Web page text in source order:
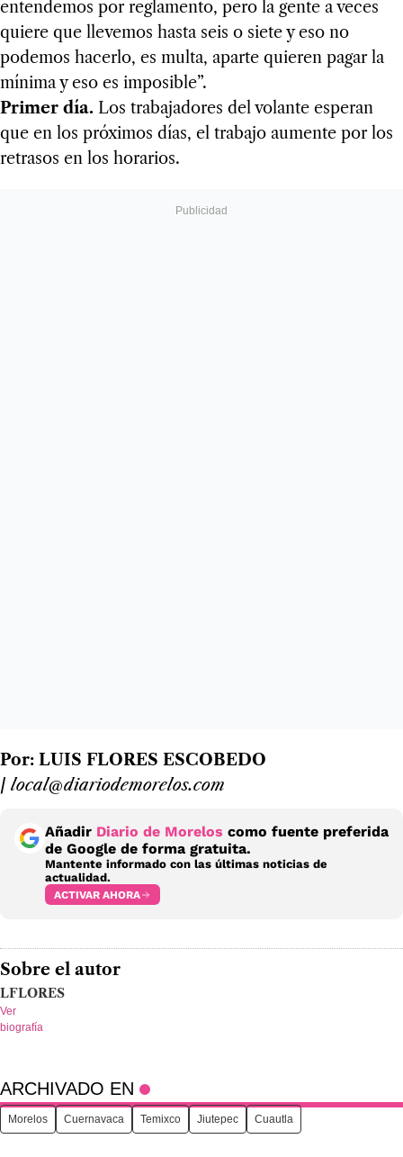
entendemos por reglamento, pero la gente a veces
quiere que llevemos hasta seis o siete y eso no
podemos hacerlo, es multa, aparte quieren pagar la
mínima y eso es imposible”.
Primer día. Los trabajadores del volante esperan
que en los próximos días, el trabajo aumente por los
retrasos en los horarios.
Por: LUIS FLORES ESCOBEDO
/ local@diariodemorelos.com
Añadir Diario de Morelos como fuente preferida
de Google de forma gratuita.
Mantente informado con las últimas noticias de
actualidad.
ACTIVAR AHORA
Sobre el autor
LFLORES
Ver
biografía
ARCHIVADO EN
Morelos Cuernavaca Temixco Jiutepec Cuautla